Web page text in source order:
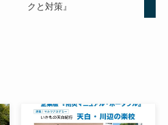
クと対策』